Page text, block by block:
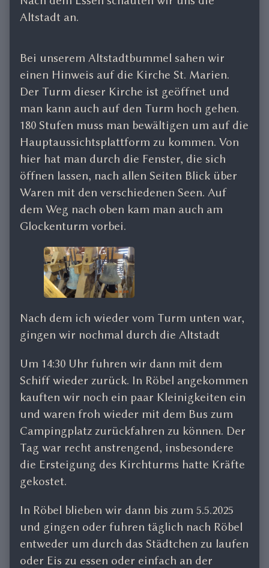
Altstadt an.
Bei unserem Altstadtbummel sahen wir
einen Hinweis auf die Kirche St. Marien.
Der Turm dieser Kirche ist geöffnet und
man kann auch auf den Turm hoch gehen.
180 Stufen muss man bewältigen um auf die
Hauptaussichtsplattform zu kommen. Von
hier hat man durch die Fenster, die sich
öffnen lassen, nach allen Seiten Blick über
Waren mit den verschiedenen Seen. Auf
dem Weg nach oben kam man auch am
Glockenturm vorbei.
Nach dem ich wieder vom Turm unten war,
gingen wir nochmal durch die Altstadt
Um 14:30 Uhr fuhren wir dann mit dem
Schiff wieder zurück. In Röbel angekommen
kauften wir noch ein paar Kleinigkeiten ein
und waren froh wieder mit dem Bus zum
Campingplatz zurückfahren zu können. Der
Tag war recht anstrengend, insbesondere
die Ersteigung des Kirchturms hatte Kräfte
gekostet.
In Röbel blieben wir dann bis zum 5.5.2025
und gingen oder fuhren täglich nach Röbel
entweder um durch das Städtchen zu laufen
oder Eis zu essen oder einfach an der